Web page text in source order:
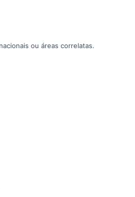
ou áreas correlatas.